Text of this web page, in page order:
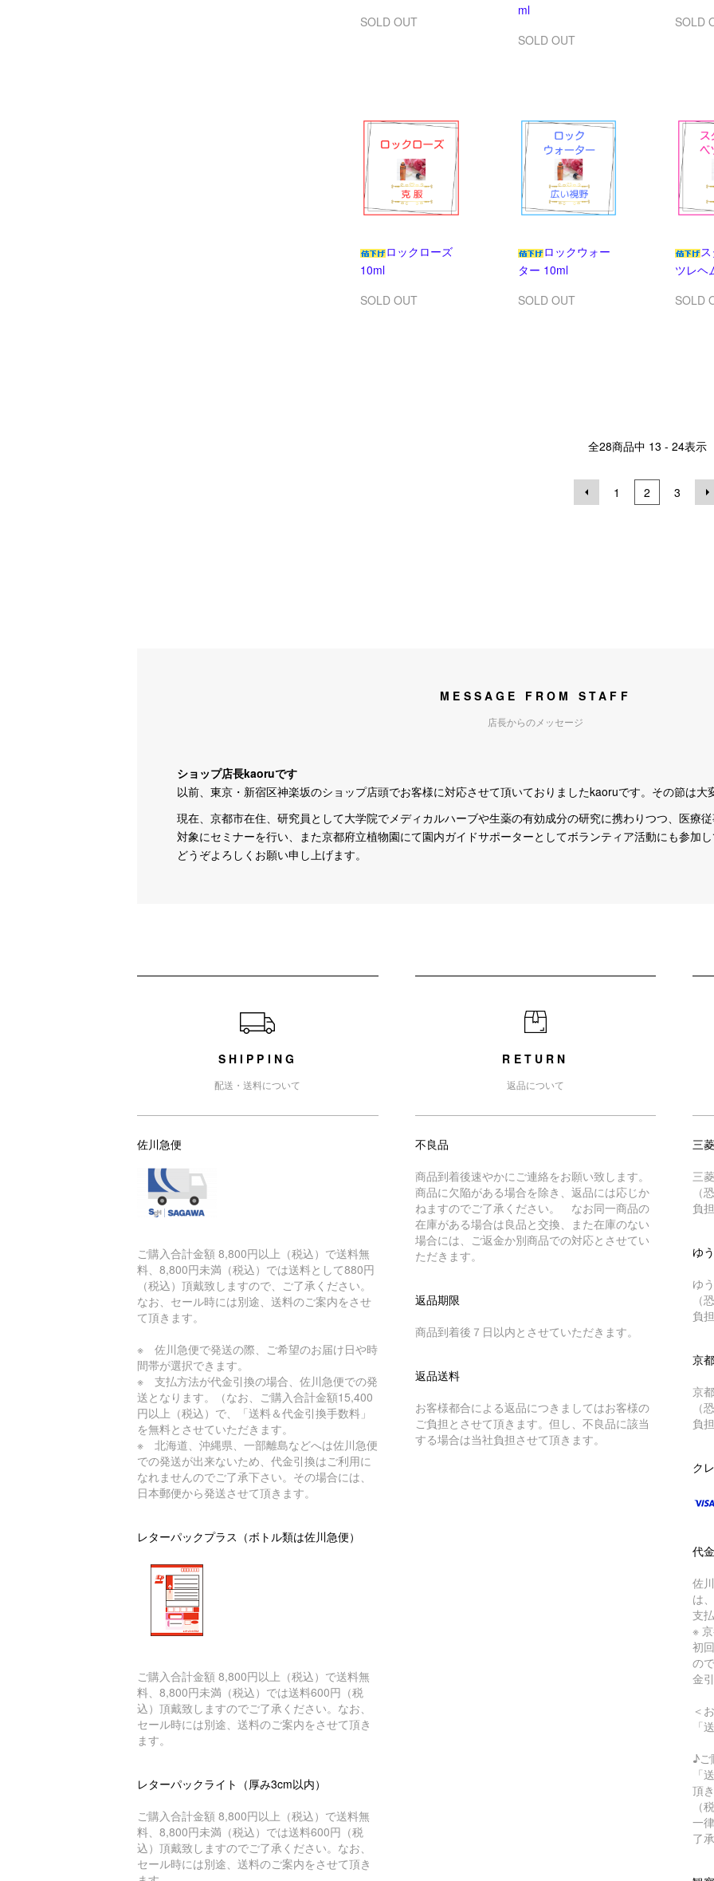
SOLD OUT
ml
SOLD OUT
SOLD
ロックローズ
10ml
SOLD OUT
ロックウォー
ター 10ml
SOLD OUT
ツレヘ
SOLD
全28商品中 13 - 24表示
1 2 3
MESSAGE FROM STAFF
店長からのメッセージ
ショップ店長kaoruです
以前、東京・新宿区神楽坂のショップ店頭でお客様に対応させて頂いておりましたkaoruです。その節は大
現在、京都市在住、研究員として大学院でメディカルハーブや生薬の有効成分の研究に携わりつつ、医療
対象にセミナーを行い、また京都府立植物園にて園内ガイドサポーターとしてボランティア活動にも参加
どうぞよろしくお願い申し上げます。
SHIPPING
配送・送料について
佐川急便
ご購入合計金額 8,800円以上（税込）で送料無
料、8,800円未満（税込）では送料として880円
（税込）頂戴致しますので、ご了承ください。
なお、セール時には別途、送料のご案内をさせ
て頂きます。
※ 佐川急便で発送の際、ご希望のお届け日や時
間帯が選択できます。
※ 支払方法が代金引換の場合、佐川急便での発
送となります。（なお、ご購入合計金額15,400
円以上（税込）で、「送料＆代金引換手数料」
を無料とさせていただきます。
※ 北海道、沖縄県、一部離島などへは佐川急便
での発送が出来ないため、代金引換はご利用に
なれませんのでご了承下さい。その場合には、
日本郵便から発送させて頂きます。
レターパックプラス（ボトル類は佐川急便）
ご購入合計金額 8,800円以上（税込）で送料無
料、8,800円未満（税込）では送料600円（税
込）頂戴致しますのでご了承ください。なお、
セール時には別途、送料のご案内をさせて頂き
ます。
レターパックライト（厚み3cm以内）
ご購入合計金額 8,800円以上（税込）で送料無
料、8,800円未満（税込）では送料600円（税
込）頂戴致しますのでご了承ください。なお、
セール時には別途、送料のご案内をさせて頂き
RETURN
返品について
不良品
商品到着後速やかにご連絡をお願い致します。
商品に欠陥がある場合を除き、返品には応じか
ねますのでご了承ください。 なお同一商品の
在庫がある場合は良品と交換、また在庫のない
場合には、ご返金か別商品での対応とさせてい
ただきます。
返品期限
商品到着後７日以内とさせていただきます。
返品送料
お客様都合による返品につきましてはお客様の
ご負担とさせて頂きます。但し、不良品に該当
する場合は当社負担させて頂きます。
三
三
（
負
ゆ
ゆ
（
負
京
京
（
負
ク
代
佐
は
支
※
初
の
金
＜
「
♪ご
「
頂
（
一
了